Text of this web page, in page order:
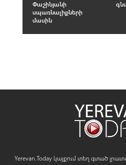
Փաշինյանի
սպառնալիքների
մասին
Yerevan.Today կայքում տեղ գտած